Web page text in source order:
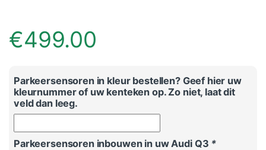
€499.00
Parkeersensoren in kleur bestellen? Geef hier uw
kleurnummer of uw kenteken op. Zo niet, laat dit
veld dan leeg.
Parkeersensoren inbouwen in uw Audi Q3 *